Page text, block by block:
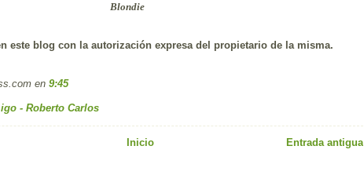
Blondie
este blog con la autorización expresa del propietario de la misma.
en 9:45
- Roberto Carlos
Entrada antigua
Inicio